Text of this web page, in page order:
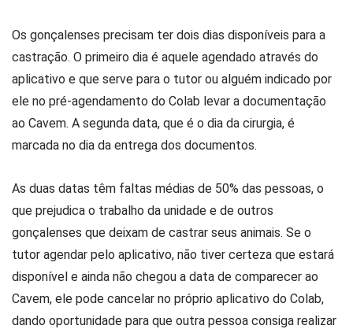
Os gonçalenses precisam ter dois dias disponíveis para a
castração. O primeiro dia é aquele agendado através do
aplicativo e que serve para o tutor ou alguém indicado por
ele no pré-agendamento do Colab levar a documentação
ao Cavem. A segunda data, que é o dia da cirurgia, é
marcada no dia da entrega dos documentos.
As duas datas têm faltas médias de 50% das pessoas, o
que prejudica o trabalho da unidade e de outros
gonçalenses que deixam de castrar seus animais. Se o
tutor agendar pelo aplicativo, não tiver certeza que estará
disponível e ainda não chegou a data de comparecer ao
Cavem, ele pode cancelar no próprio aplicativo do Colab,
dando oportunidade para que outra pessoa consiga realizar